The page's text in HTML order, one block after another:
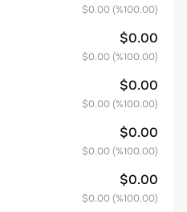
$0.00 (%100.00)
$0.00
$0.00 (%100.00)
$0.00
$0.00 (%100.00)
$0.00
$0.00 (%100.00)
$0.00
$0.00 (%100.00)